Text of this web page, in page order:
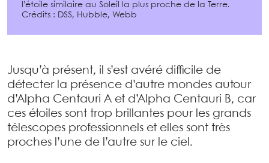
l’étoile similaire au Soleil la plus proche de la Terre.
Crédits : DSS, Hubble, Webb
Jusqu’à présent, il s’est avéré difficile de
détecter la présence d’autre mondes autour
d’Alpha Centauri A et d’Alpha Centauri B, car
ces étoiles sont trop brillantes pour les grands
télescopes professionnels et elles sont très
proches l’une de l’autre sur le ciel.